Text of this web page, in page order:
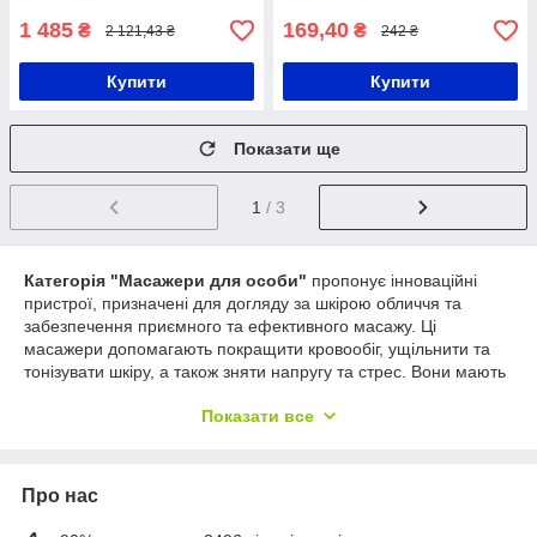
1 485 ₴ 2 121,43 ₴
Купити
169,40 ₴ 242 ₴
Купити
Показати ще
1 / 3
Категорія "Масажери для особи" пропонує інноваційні
пристрої, призначені для догляду за шкірою обличчя та
забезпечення приємного та ефективного масажу. Ці
масажери допомагають покращити кровообіг, ущільнити та
тонізувати шкіру, а також зняти напругу та стрес. Вони мають
Стимуляція кровообігу: Масажери для обличчя
кровообігу в шкірі обличчя. Це допомагає посилити
Показати все
Про нас